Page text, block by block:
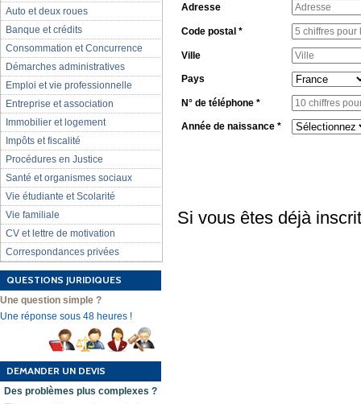
Auto et deux roues
Banque et crédits
Consommation et Concurrence
Démarches administratives
Emploi et vie professionnelle
Entreprise et association
Immobilier et logement
Impôts et fiscalité
Procédures en Justice
Santé et organismes sociaux
Vie étudiante et Scolarité
Vie familiale
CV et lettre de motivation
Correspondances privées
QUESTIONS JURIDIQUES
Une question simple ?
Une réponse sous 48 heures !
DEMANDER UN DEVIS
Des problèmes plus complexes ?
Adresse
Code postal *
Ville
Pays
N° de téléphone *
Année de naissance *
Si vous êtes déjà